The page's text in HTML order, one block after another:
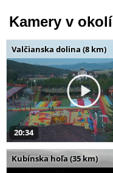
Kamery v okolí
Valčianska dolina (8 km)
20:34
Kubínska hoľa (35 km)